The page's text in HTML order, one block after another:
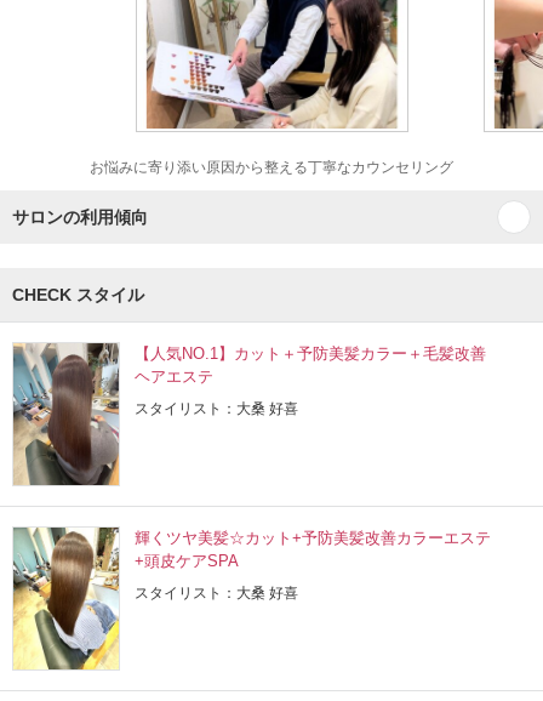
お悩みに寄り添い原因から整える丁寧なカウンセリング
サロンの利用傾向
CHECK スタイル
【人気NO.1】カット＋予防美髪カラー＋毛髪改善
ヘアエステ
スタイリスト：大桑 好喜
輝くツヤ美髪☆カット+予防美髪改善カラーエステ
+頭皮ケアSPA
スタイリスト：大桑 好喜